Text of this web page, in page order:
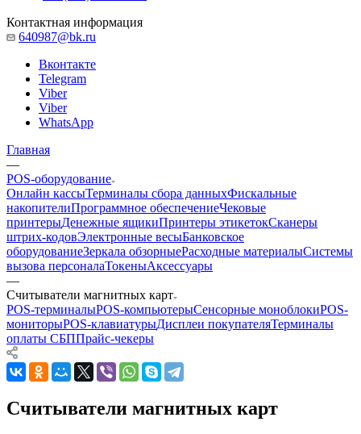
Контактная информация
640987@bk.ru
Вконтакте
Telegram
Viber
Viber
WhatsApp
Главная
—
POS-оборудование
Онлайн кассыТерминалы сбора данныхФискальные
накопителиПрограммное обеспечениеЧековые
принтерыДенежные ящикиПринтеры этикетокСканеры
штрих-кодовЭлектронные весыБанковское
оборудованиеЗеркала обзорныеРасходные материалыСистемы
вызова персоналаТокеныАксессуары
—
Считыватели магнитных карт
POS-терминалыPOS-компьютерыСенсорные моноблокиPOS-
мониторыPOS-клавиатурыДисплеи покупателяТерминалы
оплаты СБППрайс-чекеры
Считыватели магнитных карт